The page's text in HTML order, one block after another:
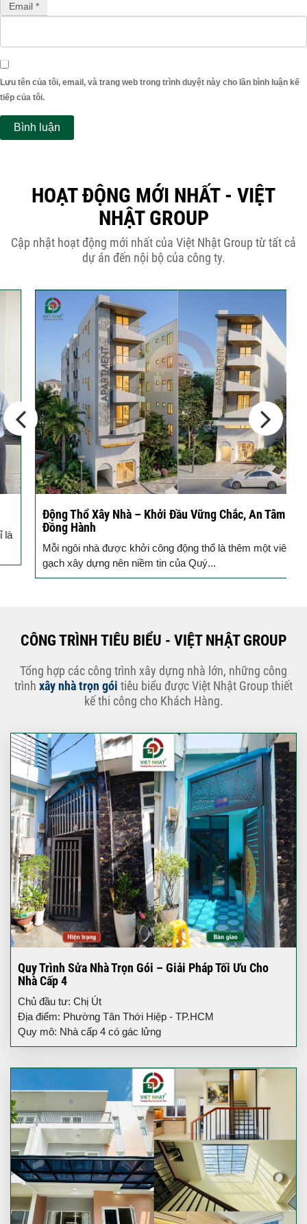
Email *
Lưu tên của tôi, email, và trang web trong trình duyệt này cho lần bình luận kế
tiếp của tôi.
HOẠT ĐỘNG MỚI NHẤT - VIỆT
NHẬT GROUP
Cập nhật hoạt động mới nhất của Việt Nhật Group từ tất cả
dự án đến nội bộ của công ty.
Động Thổ Xây Nhà – Khởi Đầu Vững Chắc, An Tâm
Đồng Hành
Mỗi ngôi nhà được khởi công động thổ là thêm một viên
gạch xây dựng nên niềm tin của Quý...
CÔNG TRÌNH TIÊU BIỂU - VIỆT NHẬT GROUP
Tổng hợp các công trình xây dựng nhà lớn, những công
trình xây nhà trọn gói tiêu biểu được Việt Nhật Group thiết
kế thi công cho Khách Hàng.
Quy Trình Sửa Nhà Trọn Gói – Giải Pháp Tối Ưu Cho
Nhà Cấp 4
Chủ đầu tư: Chị Út
Địa điểm: Phường Tân Thới Hiệp - TP.HCM
Quy mô: Nhà cấp 4 có gác lửng